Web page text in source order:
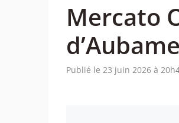
Mercato
Publié le 23 juin 2026 à